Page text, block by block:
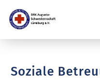
Soziale